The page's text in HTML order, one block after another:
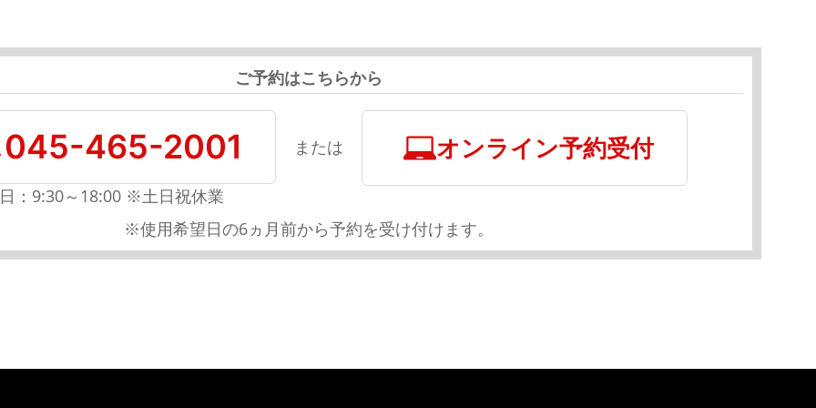
ご予約はこちらから
045-465-2001
：9:30～18:00 ※土日祝休業
または オンライン予約受付
※使用希望日の6ヵ月前から予約を受け付けます。